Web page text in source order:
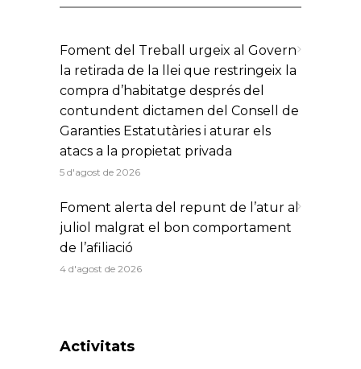
Foment del Treball urgeix al Govern
la retirada de la llei que restringeix la
compra d’habitatge després del
contundent dictamen del Consell de
Garanties Estatutàries i aturar els
atacs a la propietat privada
5 d'agost de 2026
Foment alerta del repunt de l’atur al
juliol malgrat el bon comportament
de l’afiliació
4 d'agost de 2026
Activitats